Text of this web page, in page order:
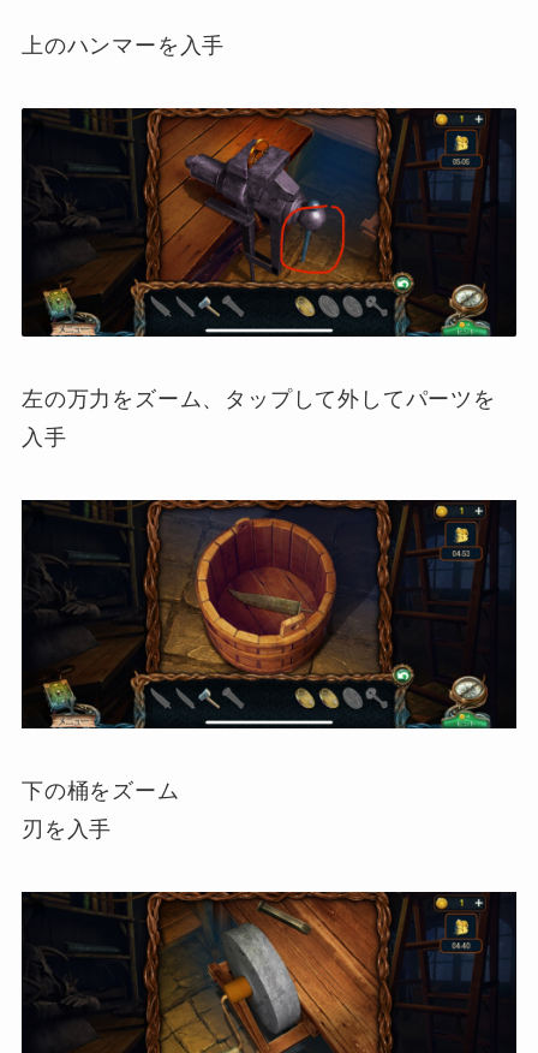
上のハンマーを入手
左の万力をズーム、タップして外してパーツを
入手
下の桶をズーム
刃を入手